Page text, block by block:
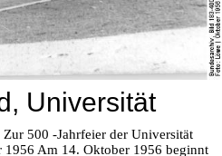
Universität
500 -Jahrfeier der Universität
Am 14. Oktober 1956 beginnt